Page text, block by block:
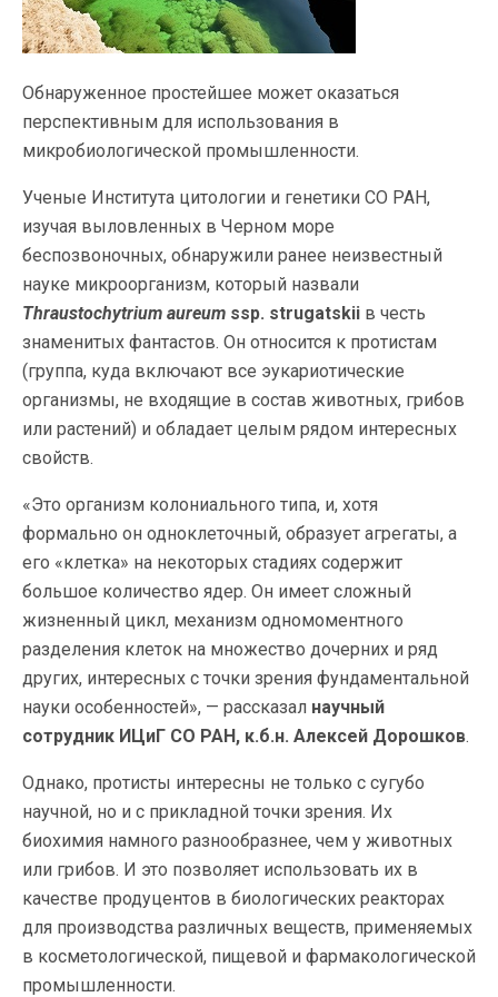
Обнаруженное простейшее может оказаться
перспективным для использования в
микробиологической промышленности.
Ученые Института цитологии и генетики СО РАН,
изучая выловленных в Черном море
беспозвоночных, обнаружили ранее неизвестный
науке микроорганизм, который назвали
Thraustochytrium aureum ssp. strugatskii в честь
знаменитых фантастов. Он относится к протистам
(группа, куда включают все эукариотические
организмы, не входящие в состав животных, грибов
или растений) и обладает целым рядом интересных
свойств.
«Это организм колониального типа, и, хотя
формально он одноклеточный, образует агрегаты, а
его «клетка» на некоторых стадиях содержит
большое количество ядер. Он имеет сложный
жизненный цикл, механизм одномоментного
разделения клеток на множество дочерних и ряд
других, интересных с точки зрения фундаментальной
науки особенностей», — рассказал научный
сотрудник ИЦиГ СО РАН, к.б.н. Алексей Дорошков.
Однако, протисты интересны не только с сугубо
научной, но и с прикладной точки зрения. Их
биохимия намного разнообразнее, чем у животных
или грибов. И это позволяет использовать их в
качестве продуцентов в биологических реакторах
для производства различных веществ, применяемых
в косметологической, пищевой и фармакологической
промышленности.